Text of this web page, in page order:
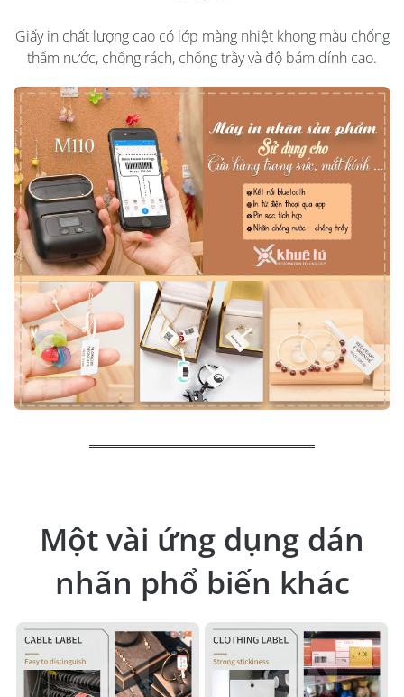
Giấy in chất lượng cao có lớp màng nhiệt khong màu chống
thấm nước, chống rách, chống trầy và độ bám dính cao.
Một vài ứng dụng dán
nhãn phổ biến khác